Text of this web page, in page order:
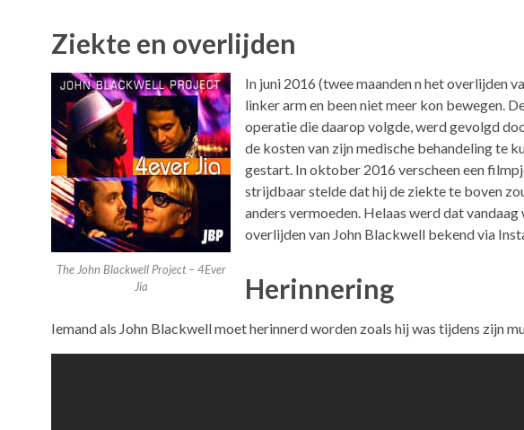
Ziekte en overlijden
The John Blackwell Project – 4Ever
Jia
In juni 2016 (twee maanden n het overlijden
linker arm en been niet meer kon bewegen.
operatie die daarop volgde, werd gevolgd
de kosten van zijn medische behandeling te
gestart. In oktober 2016 verscheen een
strijdbaar stelde dat hij de ziekte te boven
anders vermoeden. Helaas werd dat
overlijden van John Blackwell bekend via
Herinnering
Iemand als John Blackwell moet herinnerd worden zoals hij was tijdens zijn